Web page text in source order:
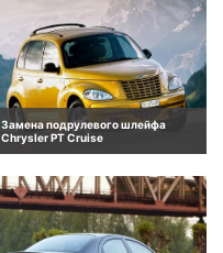
Замена подрулевого шлейфа
Chrysler PT Cruise